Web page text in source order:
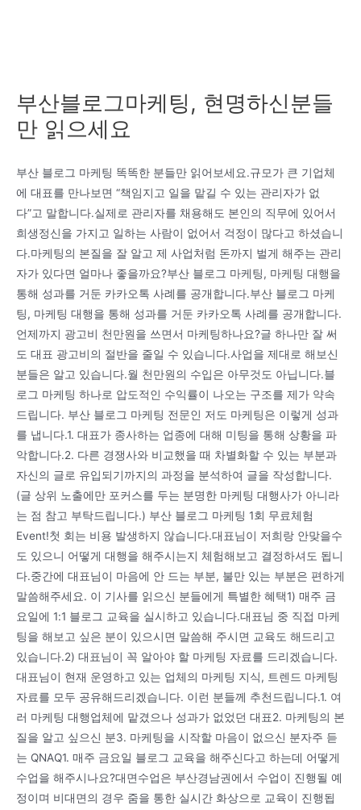
부산블로그마케팅, 현명하신분들
만 읽으세요
부산 블로그 마케팅 똑똑한 분들만 읽어보세요.규모가 큰 기업체
에 대표를 만나보면 “책임지고 일을 맡길 수 있는 관리자가 없
다”고 말합니다.실제로 관리자를 채용해도 본인의 직무에 있어서
희생정신을 가지고 일하는 사람이 없어서 걱정이 많다고 하셨습니
다.마케팅의 본질을 잘 알고 제 사업처럼 돈까지 벌게 해주는 관리
자가 있다면 얼마나 좋을까요?부산 블로그 마케팅, 마케팅 대행을
통해 성과를 거둔 카카오톡 사례를 공개합니다.부산 블로그 마케
팅, 마케팅 대행을 통해 성과를 거둔 카카오톡 사례를 공개합니다.
언제까지 광고비 천만원을 쓰면서 마케팅하나요?글 하나만 잘 써
도 대표 광고비의 절반을 줄일 수 있습니다.사업을 제대로 해보신
분들은 알고 있습니다.월 천만원의 수입은 아무것도 아닙니다.블
로그 마케팅 하나로 압도적인 수익률이 나오는 구조를 제가 약속
드립니다. 부산 블로그 마케팅 전문인 저도 마케팅은 이렇게 성과
를 냅니다.1. 대표가 종사하는 업종에 대해 미팅을 통해 상황을 파
악합니다.2. 다른 경쟁사와 비교했을 때 차별화할 수 있는 부분과
자신의 글로 유입되기까지의 과정을 분석하여 글을 작성합니다.
(글 상위 노출에만 포커스를 두는 분명한 마케팅 대행사가 아니라
는 점 참고 부탁드립니다.) 부산 블로그 마케팅 1회 무료체험
Event!첫 회는 비용 발생하지 않습니다.대표님이 저희랑 안맞을수
도 있으니 어떻게 대행을 해주시는지 체험해보고 결정하셔도 됩니
다.중간에 대표님이 마음에 안 드는 부분, 불만 있는 부분은 편하게
말씀해주세요. 이 기사를 읽으신 분들에게 특별한 혜택1) 매주 금
요일에 1:1 블로그 교육을 실시하고 있습니다.대표님 중 직접 마케
팅을 해보고 싶은 분이 있으시면 말씀해 주시면 교육도 해드리고
있습니다.2) 대표님이 꼭 알아야 할 마케팅 자료를 드리겠습니다.
대표님이 현재 운영하고 있는 업체의 마케팅 지식, 트렌드 마케팅
자료를 모두 공유해드리겠습니다. 이런 분들께 추천드립니다.1. 여
러 마케팅 대행업체에 맡겼으나 성과가 없었던 대표2. 마케팅의 본
질을 알고 싶으신 분3. 마케팅을 시작할 마음이 없으신 분자주 듣
는 QNAQ1. 매주 금요일 블로그 교육을 해주신다고 하는데 어떻게
수업을 해주시나요?대면수업은 부산경남권에서 수업이 진행될 예
정이며 비대면의 경우 줌을 통한 실시간 화상으로 교육이 진행됩